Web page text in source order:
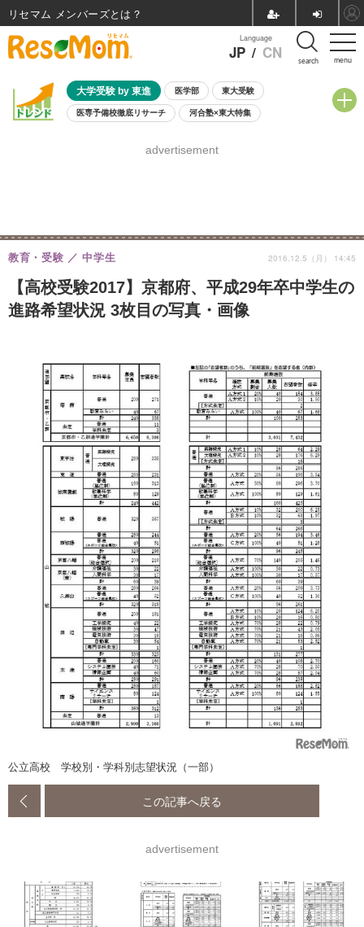
menu
Language
JP / CN search
大学受験 by 東進 医学部 東大受験
医専予備校徹底リサーチ 河合塾×東大特集
8月開催学校説明会・相談会
advertisement
【高校受験2017】京都府、平成29年卒中学生の
進路希望状況 3枚目の写真・画像
教育・受験 中学生 2016.12.5（月） 14:45
公立高校 学校別・学科別志望状況（一部）
この記事へ戻る
advertisement
リセマム メンバーズ